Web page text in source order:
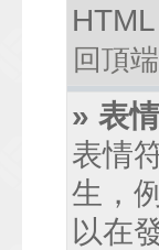
回頂端
» 表
表情
生，
以在